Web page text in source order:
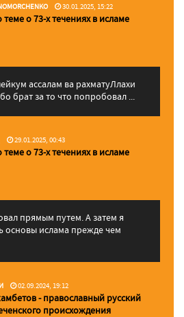
30.01.2025, 15:22
о 73-х течениях в исламе
брат за то что попробовал ...
29.01.2025, 00:43
о 73-х течениях в исламе
прямым путем. А затем я
основы ислама прежде чем
02.09.2024, 19:12
- православный русский
происхождения